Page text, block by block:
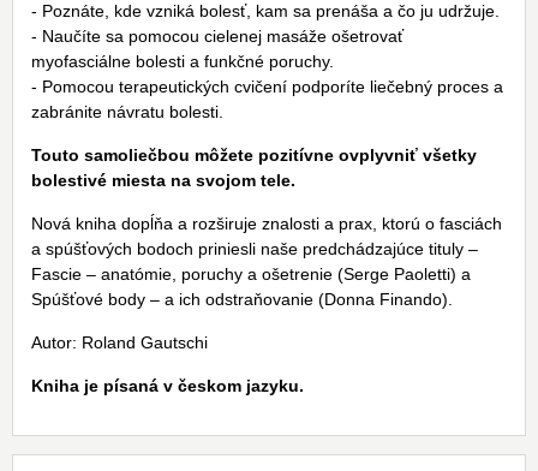
- Poznáte, kde vzniká bolesť, kam sa prenáša a čo ju udržuje.
- Naučíte sa pomocou cielenej masáže ošetrovať
myofasciálne bolesti a funkčné poruchy.
- Pomocou terapeutických cvičení podporíte liečebný proces a
zabránite návratu bolesti.
Touto samoliečbou môžete pozitívne ovplyvniť všetky
bolestivé miesta na svojom tele.
Nová kniha dopĺňa a rozširuje znalosti a prax, ktorú o fasciách
a spúšťových bodoch priniesli naše predchádzajúce tituly –
Fascie – anatómie, poruchy a ošetrenie (Serge Paoletti) a
Spúšťové body – a ich odstraňovanie (Donna Finando).
Autor: Roland Gautschi
Kniha je písaná v českom jazyku.